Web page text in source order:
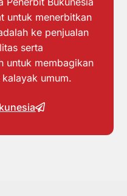
untuk menerbitkan
ke penjualan
serta
untuk membagikan
umum.